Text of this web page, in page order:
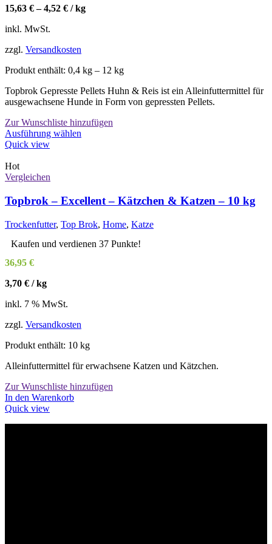
15,63 €–4,52 € /kg
inkl. MwSt.
zzgl. Versandkosten
Produkt enthält: 0,4 kg – 12 kg
Topbrok Gepresste Pellets Huhn & Reis ist ein Alleinfuttermittel für
ausgewachsene Hunde in Form von gepressten Pellets.
Zur Wunschliste hinzufügen
Ausführung wählen
Die
Optionen
können
auf
der
Quick view
Hot
Vergleichen
Topbrok – Excellent – Kätzchen & Katzen – 10 kg
Trockenfutter, Top Brok, Home, Katze
Kaufen und verdienen 37 Punkte!
36,95 €
3,70 € /kg
inkl. 7 % MwSt.
zzgl. Versandkosten
Produkt enthält: 10 kg
Alleinfuttermittel für erwachsene Katzen und Kätzchen.
Zur Wunschliste hinzufügen
In den Warenkorb
Quick view